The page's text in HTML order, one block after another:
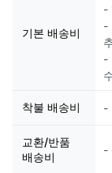
기본 배송비
-
-
-
착불 배송비 -
교환/반품
배송비
-